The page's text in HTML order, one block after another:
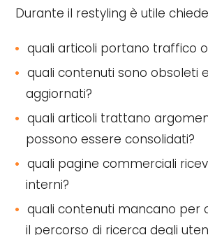
Durante il restyling è utile
quali articoli portano traffico
quali contenuti sono obsoleti
aggiornati?
quali articoli trattano
possono essere consolidati?
quali pagine commerciali
interni?
quali contenuti mancano per
il percorso di ricerca degli